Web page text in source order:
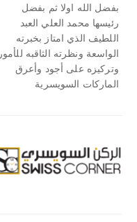
بفضل الله اولا ثم بفضل
رئيسها محمد العلي العبد
اللطيف الذي امتاز بخبرته
الواسعة ونظرته الثاقبه للأمور
وتركيزه على أجود وأعرق
الماركات السويسرية